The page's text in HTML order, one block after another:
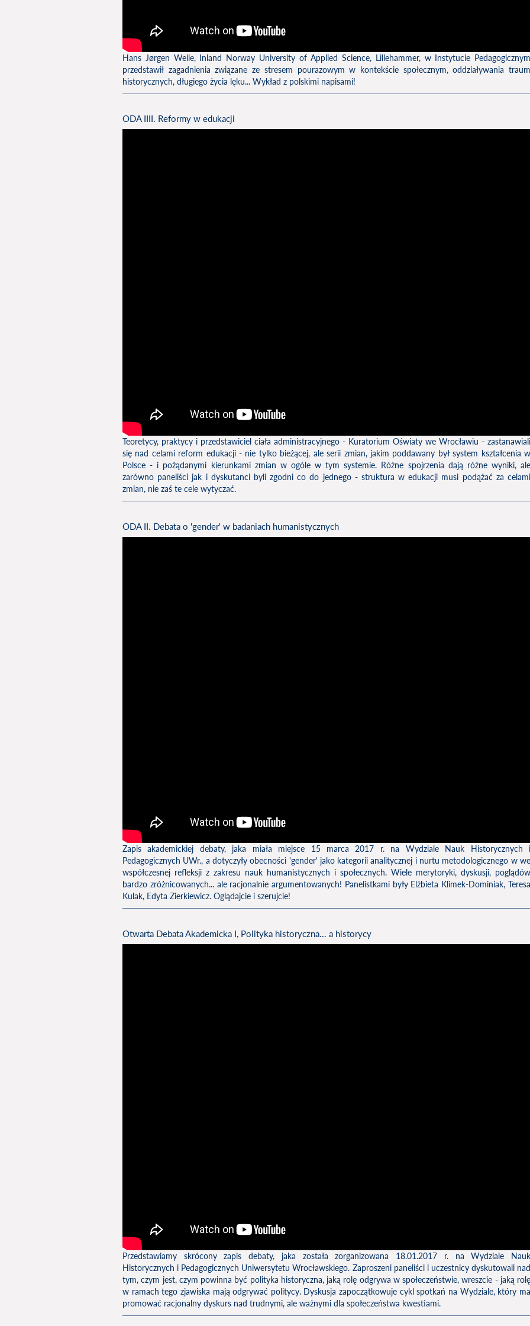
Hans Jørgen Weile, Inland Norway University of Applied Science, Lillehammer, w Instytucie Pedagogicznym
przedstawił zagadnienia związane ze stresem pourazowym w kontekście społecznym, oddziaływania traum
historycznych, długiego życia lęku... Wykład z polskimi napisami!
ODA IIII. Reformy w edukacji
Teoretycy, praktycy i przedstawiciel ciała administracyjnego - Kuratorium Oświaty we Wrocławiu - zastanawiali
się nad celami reform edukacji - nie tylko bieżącej, ale serii zmian, jakim poddawany był system kształcenia w
Polsce - i pożądanymi kierunkami zmian w ogóle w tym systemie. Różne spojrzenia dają różne wyniki, ale
zarówno paneliści jak i dyskutanci byli zgodni co do jednego - struktura w edukacji musi podążać za celami
zmian, nie zaś te cele wytyczać.
ODA II. Debata o 'gender' w badaniach humanistycznych
Zapis akademickiej debaty, jaka miała miejsce 15 marca 2017 r. na Wydziale Nauk Historycznych i
Pedagogicznych UWr., a dotyczyły obecności 'gender' jako kategorii analitycznej i nurtu metodologicznego w we
współczesnej refleksji z zakresu nauk humanistycznych i społecznych. Wiele merytoryki, dyskusji, poglądów
bardzo zróżnicowanych... ale racjonalnie argumentowanych! Panelistkami były Elżbieta Klimek-Dominiak, Teresa
Kulak, Edyta Zierkiewicz. Oglądajcie i szerujcie!
Otwarta Debata Akademicka I, Polityka historyczna... a historycy
Przedstawiamy skrócony zapis debaty, jaka została zorganizowana 18.01.2017 r. na Wydziale Nauk
Historycznych i Pedagogicznych Uniwersytetu Wrocławskiego. Zaproszeni paneliści i uczestnicy dyskutowali nad
tym, czym jest, czym powinna być polityka historyczna, jaką rolę odgrywa w społeczeństwie, wreszcie - jaką rolę
w ramach tego zjawiska mają odgrywać politycy. Dyskusja zapoczątkowuje cykl spotkań na Wydziale, który ma
promować racjonalny dyskurs nad trudnymi, ale ważnymi dla społeczeństwa kwestiami.